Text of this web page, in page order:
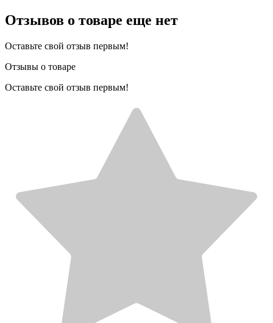
Отзывов о товаре еще нет
Оставьте свой отзыв первым!
Отзывы о товаре
Оставьте свой отзыв первым!